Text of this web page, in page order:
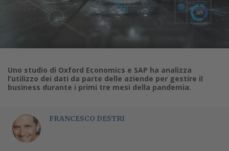
Uno studio di Oxford Economics e SAP ha analizza
l’utilizzo dei dati da parte delle aziende per gestire il
business durante i primi tre mesi della pandemia.
FRANCESCO DESTRI